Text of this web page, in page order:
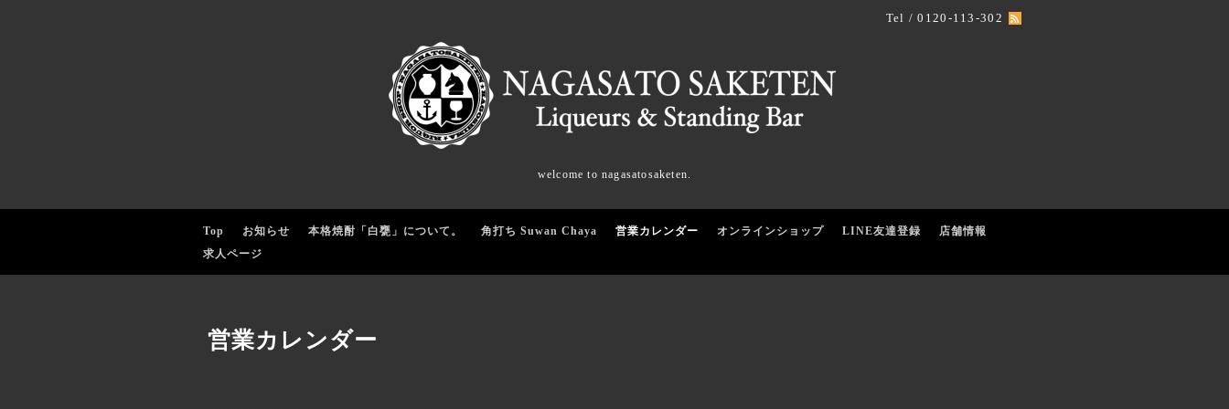
Tel / 0120-113-302
welcome to nagasatosaketen.
Top お知らせ 本格焼酎「白甕」について。 角打ち Suwan Chaya 営業カレンダー オンラインショップ LINE友達登録
店舗情報
求人ページ
営業カレンダー